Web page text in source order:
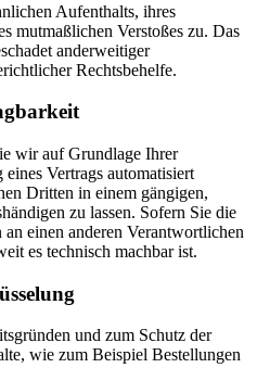
Aufenthalts, ihres
mutmaßlichen Verstoßes zu. Das
anderweitiger
Rechtsbehelfe.
wir auf Grundlage Ihrer
Vertrags automatisiert
Dritten in einem gängigen,
zu lassen. Sofern Sie die
einen anderen Verantwortlichen
es technisch machbar ist.
und zum Schutz der
wie zum Beispiel Bestellungen